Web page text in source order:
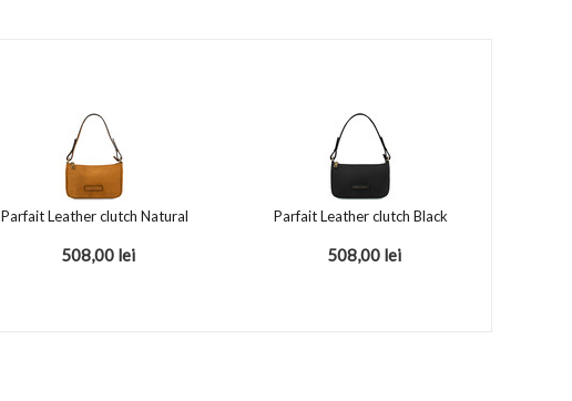
Parfait Leather clutch Natural
508,00 lei
Parfait Leather clutch Black
508,00 lei